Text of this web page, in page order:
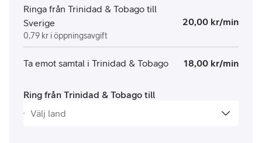
Ringa från Trinidad & Tobago till
Sverige
0,79 kr i öppningsavgift
20,00 kr/min
Ta emot samtal i Trinidad & Tobago 18,00 kr/min
Ring från Trinidad & Tobago till